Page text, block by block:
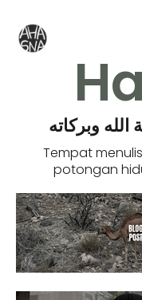
وبركاته
Tempat
potongan